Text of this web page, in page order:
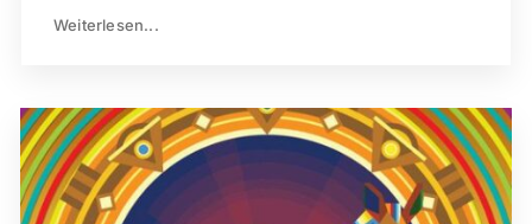
Weiterlesen...